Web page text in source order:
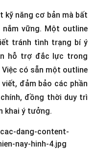
kỹ năng cơ bản mà bất
vững. Một outline
tránh tình trạng bí ý
hỗ trợ đắc lực trong
có sẵn một outline
đảm bảo các phần
đồng thời duy trì
khai ý tưởng.